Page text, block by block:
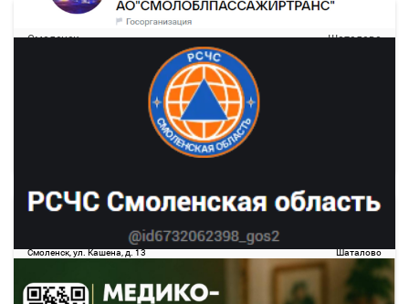
13:50
Смоленск
1 ч. 14 м 09 авг15:04
Шаталово
14:20
Смоленск, ул. Кашена, д. 13
1 ч. 8 м 09 авг15:28
Шаталово
343.47
руб.
49 свободных мест
Выбрать